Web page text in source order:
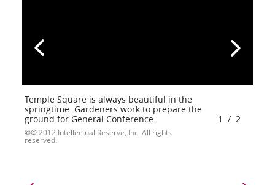
Temple Square is always beautiful in the
springtime. Gardeners work to prepare the
ground for General Conference.
© 2012 Intellectual Reserve, Inc. All rights
reserved.
1 / 2